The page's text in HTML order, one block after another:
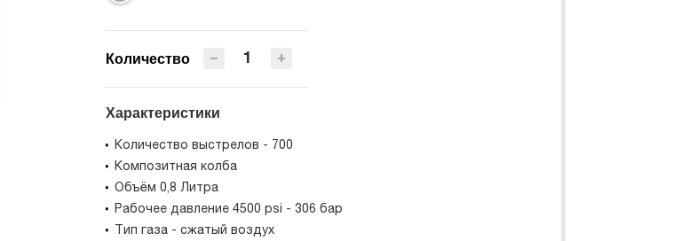
Количество +
−
Характеристики
Количество выстрелов - 700
Композитная колба
Объём 0,8 Литра
Рабочее давление 4500 psi - 306 бар
Тип газа - сжатый воздух